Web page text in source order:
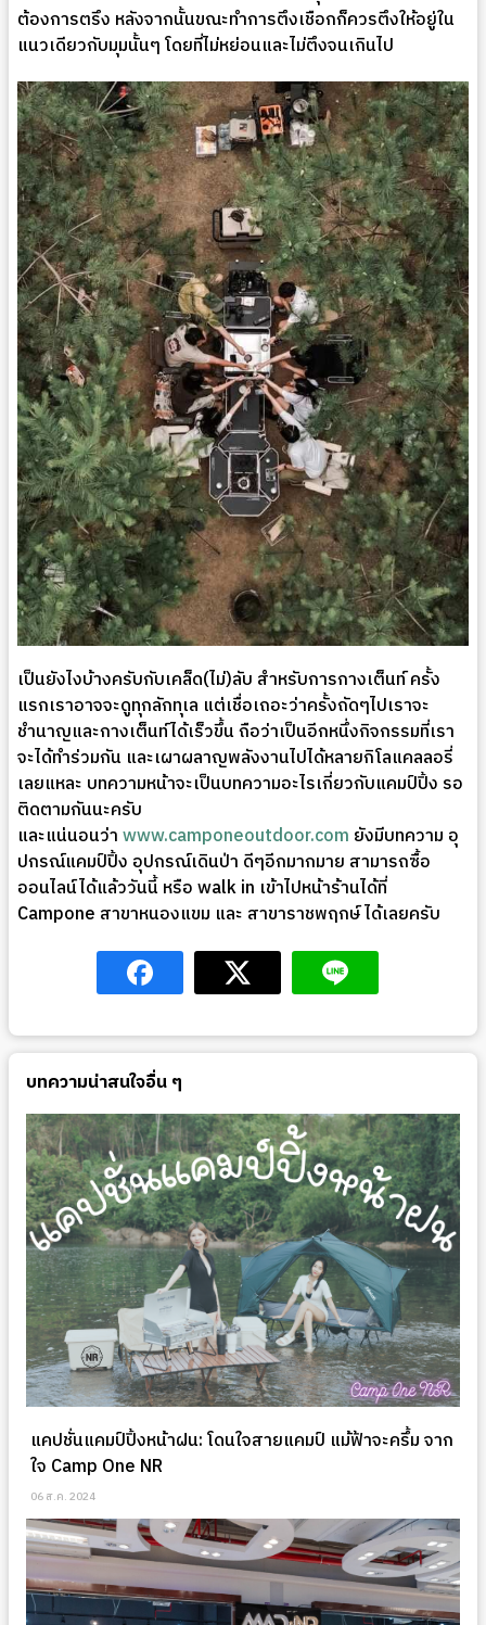
ต้องการตรึง หลังจากนั้นขณะทำการตึงเชือกก็ควรตึงให้อยู่ใน
แนวเดียวกับมุมนั้นๆ โดยที่ไม่หย่อนและไม่ตึงจนเกินไป
เป็นยังไงบ้างครับกับเคล็ด(ไม่)ลับ สำหรับการกางเต็นท์ ครั้ง
แรกเราอาจจะดูทุกลักทุเล แต่เชื่อเถอะว่าครั้งถัดๆไปเราจะ
ชำนาญและกางเต็นท์ได้เร็วขึ้น ถือว่าเป็นอีกหนึ่งกิจกรรมที่เรา
จะได้ทำร่วมกัน และเผาผลาญพลังงานไปได้หลายกิโลแคลลอรี่
เลยแหละ บทความหน้าจะเป็นบทความอะไรเกี่ยวกับแคมป์ปิ้ง รอ
ติดตามกันนะครับ
และแน่นอนว่าwww.camponeoutdoor.com ยังมีบทความ อุ
ปกรณ์แคมป์ปิ้ง อุปกรณ์เดินป่า ดีๆอีกมากมาย สามารถซื้อ
ออนไลน์ได้แล้ววันนี้ หรือ walk in เข้าไปหน้าร้านได้ที่
Campone สาขาหนองแขม และ สาขาราชพฤกษ์ ได้เลยครับ
บทความน่าสนใจอื่น ๆ
แคปชั่นแคมป์ปิ้งหน้าฝน: โดนใจสายแคมป์ แม้ฟ้าจะครึ้ม จาก
ใจ Camp One NR
06 ส.ค. 2024